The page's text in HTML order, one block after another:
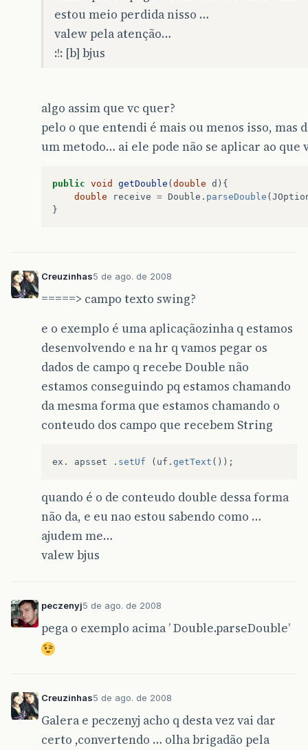
estou meio perdida nisso …
valew pela atenção…
:!: [b] bjus
algo assim que vc quer?
pelo o que entendi é mais ou menos isso, mas
um metodo… ai ele pode não se aplicar ao que
public void getDouble ( double d ){
double
receive = Double . parseDouble (
}
Creuzinhas5 de ago. de 2008
=====> campo texto swing?
e o exemplo é uma aplicaçãozinha q estamos
desenvolvendo e na hr q vamos pegar os
dados de campo q recebe Double não
estamos conseguindo pq estamos chamando
da mesma forma que estamos chamando o
conteudo dos campo que recebem String
ex . apsset . setUf ( uf . getText ());
quando é o de conteudo double dessa forma
não da, e eu nao estou sabendo como …
ajudem me…
valew bjus
peczenyj5 de ago. de 2008
pega o exemplo acima ’ Double.parseDouble’
Creuzinhas5 de ago. de 2008
Galera e peczenyj acho q desta vez vai dar
certo ,convertendo … olha brigadão pela